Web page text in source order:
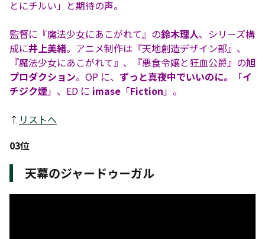
とにチルい」と期待の声。
監督に『魔法少女にあこがれて』の鈴木理人、シリーズ構
成に井上美緒。アニメ制作は『天地創造デザイン部』、
『魔法少女にあこがれて』、『悪食令嬢と狂血公爵』の旭
プロダクション。OP に、 ずっと真夜中でいいのに。 「イ
チジク煙」、ED に imase 「Fiction」。
↑ リストへ
03位
天幕のジャードゥーガル